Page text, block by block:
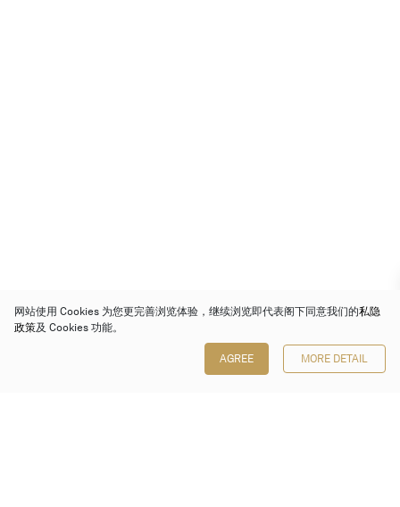
网站使用 Cookies 为您更完善浏览体验，继续浏览即代表阁下同意我们的私隐
政策及 Cookies 功能。
AGREE MORE DETAIL